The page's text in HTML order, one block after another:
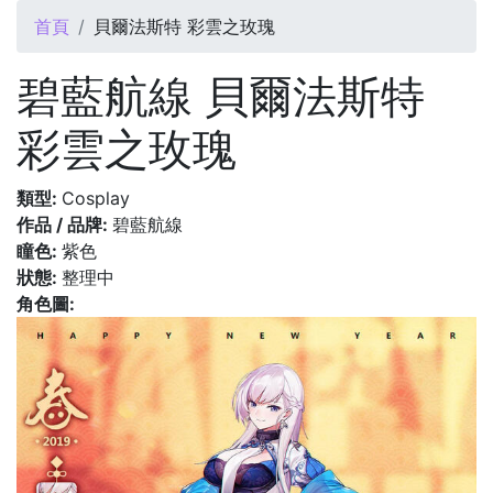
您在這裡
首頁 貝爾法斯特 彩雲之玫瑰
碧藍航線 貝爾法斯特
彩雲之玫瑰
類型: Cosplay
作品 / 品牌: 碧藍航線
瞳色: 紫色
狀態: 整理中
角色圖: